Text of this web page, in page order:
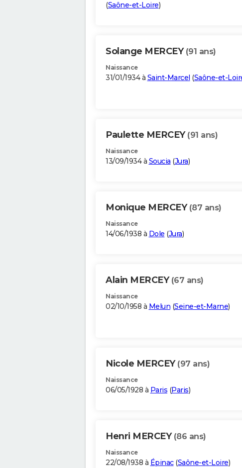
(Saône-et-Loire)
Solange MERCEY (91 ans)
Naissance
31/01/1934 à Saint-Marcel (Saône-et-
Paulette MERCEY (91 ans)
Naissance
13/09/1934 à Soucia (Jura)
Monique MERCEY (87 ans)
Naissance
14/06/1938 à Dole (Jura)
Alain MERCEY (67 ans)
Naissance
02/10/1958 à Melun (Seine-et-Marne)
Nicole MERCEY (97 ans)
Naissance
06/05/1928 à Paris (Paris)
Henri MERCEY (86 ans)
Naissance
22/08/1938 à Épinac(Saône-et-Loire)